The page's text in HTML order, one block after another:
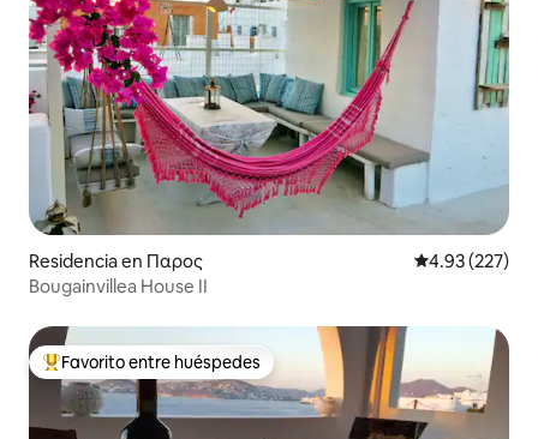
Residencia en Παρος Calificación
4.93 (227)
Βougainvillea House II
De los mejores en Favorito entre huéspedes
Favorito entre huéspedes